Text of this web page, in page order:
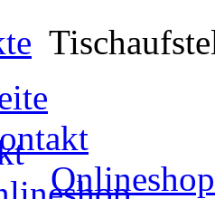
Onlineshop